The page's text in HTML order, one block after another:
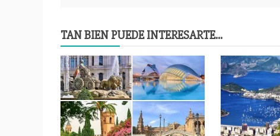
entradas
TAN BIEN PUEDE INTERESARTE...